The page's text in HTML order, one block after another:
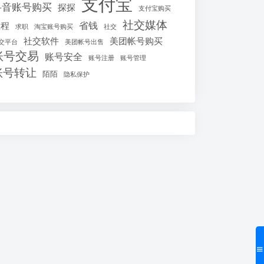
账号购买 探探 支付宝 支付宝购买
求职 淘宝账号购买 省钱 社交 社交媒体
平台 社交软件 美团帐号出售 美团帐号购买
号交易 账号安全 账号注册 账号管理
号转让 陌陌 隐私保护